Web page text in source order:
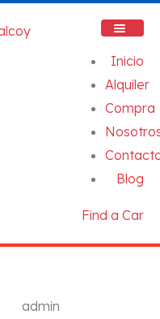
Inicio
Alquiler
Compra
Blog
Find a Car
admin